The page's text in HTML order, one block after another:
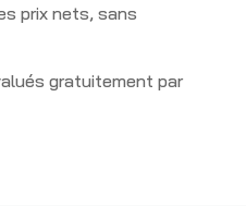
prix nets, sans
gratuitement par